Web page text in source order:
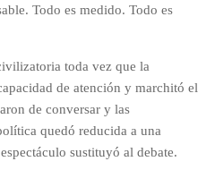
Todo es medido. Todo es
toda vez que la
de atención y marchitó el
de conversar y las
quedó reducida a una
sustituyó al debate.